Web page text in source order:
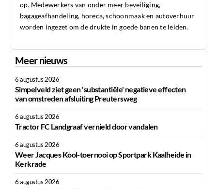
op. Medewerkers van onder meer beveiliging,
bagageafhandeling, horeca, schoonmaak en autoverhuur
worden ingezet om de drukte in goede banen te leiden.
Meer nieuws
6 augustus 2026
Simpelveld ziet geen 'substantiële' negatieve effecten
van omstreden afsluiting Preutersweg
6 augustus 2026
Tractor FC Landgraaf vernield door vandalen
6 augustus 2026
Weer Jacques Kool-toernooi op Sportpark Kaalheide in
Kerkrade
6 augustus 2026